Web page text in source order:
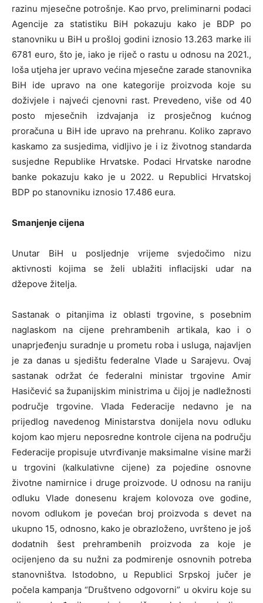
razinu mjesečne potrošnje. Kao prvo, preliminarni podaci
Agencije za statistiku BiH pokazuju kako je BDP po
stanovniku u BiH u prošloj godini iznosio 13.263 marke ili
6781 euro, što je, iako je riječ o rastu u odnosu na 2021.,
loša utjeha jer upravo većina mjesečne zarade stanovnika
BiH ide upravo na one kategorije proizvoda koje su
doživjele i najveći cjenovni rast. Prevedeno, više od 40
posto mjesečnih izdvajanja iz prosječnog kućnog
proračuna u BiH ide upravo na prehranu. Koliko zapravo
kaskamo za susjedima, vidljivo je i iz životnog standarda
susjedne Republike Hrvatske. Podaci Hrvatske narodne
banke pokazuju kako je u 2022. u Republici Hrvatskoj
BDP po stanovniku iznosio 17.486 eura.
Smanjenje cijena
Unutar BiH u posljednje vrijeme svjedočimo nizu
aktivnosti kojima se želi ublažiti inflacijski udar na
džepove žitelja.
Sastanak o pitanjima iz oblasti trgovine, s posebnim
naglaskom na cijene prehrambenih artikala, kao i o
unaprjeđenju suradnje u prometu roba i usluga, najavljen
je za danas u sjedištu federalne Vlade u Sarajevu. Ovaj
sastanak održat će federalni ministar trgovine Amir
Hasičević sa županijskim ministrima u čijoj je nadležnosti
područje trgovine. Vlada Federacije nedavno je na
prijedlog navedenog Ministarstva donijela novu odluku
kojom kao mjeru neposredne kontrole cijena na području
Federacije propisuje utvrđivanje maksimalne visine marži
u trgovini (kalkulativne cijene) za pojedine osnovne
životne namirnice i druge proizvode. U odnosu na raniju
odluku Vlade donesenu krajem kolovoza ove godine,
novom odlukom je povećan broj proizvoda s devet na
ukupno 15, odnosno, kako je obrazloženo, uvršteno je još
dodatnih šest prehrambenih proizvoda za koje je
ocijenjeno da su nužni za podmirenje osnovnih potreba
stanovništva. Istodobno, u Republici Srpskoj jučer je
počela kampanja “Društveno odgovorni” u okviru koje su